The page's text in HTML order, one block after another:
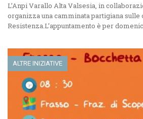
L’Anpi Varallo Alta Valsesia, in
organizza una camminata partigiana sulle
Resistenza.L’appuntamento è per
ALTRE INIZIATIVE